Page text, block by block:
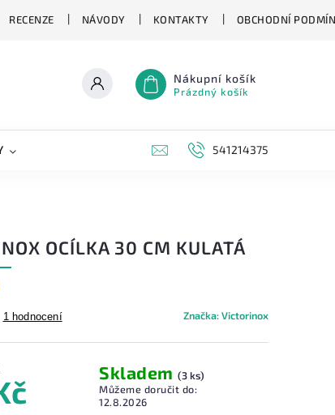
RECENZE NÁVODY KONTAKTY OBCHODNÍ
Nákupní košík
Prázdný košík
NOVINKY ZNAČKY
541214375
OCÍLKA 30 CM KULATÁ
1 hodnocení Značka:Victorinox
Skladem(3 ks)
Můžeme doručit do:
12.8.2026